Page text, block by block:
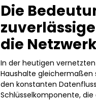
Die
die
In der heutigen
Haushalte
den konstanten
Schlüsselkomponente, die